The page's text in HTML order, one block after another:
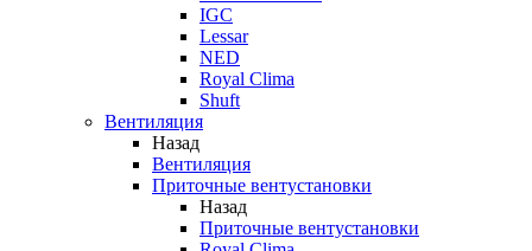
IGC
Lessar
NED
Royal Clima
Shuft
Вентиляция
Назад
Вентиляция
Приточные вентустановки
Назад
Приточные вентустановки